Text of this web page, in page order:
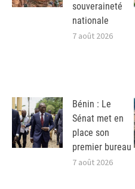
souveraineté
nationale
7 août 2026
Bénin : Le
Sénat met en
place son
premier bureau
7 août 2026